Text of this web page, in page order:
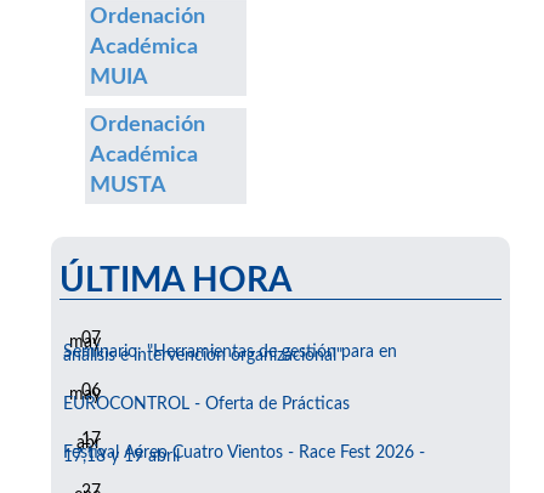
Ordenación
Académica
MUIA
Ordenación
Académica
MUSTA
ÚLTIMA HORA
07
may
Seminario: "Herramientas de gestión para en
análisis e intervención organizacional"
06
may
EUROCONTROL - Oferta de Prácticas
17
abr
Festival Aéreo Cuatro Vientos - Race Fest 2026 -
17,18 y 19 abril